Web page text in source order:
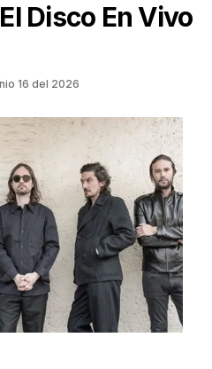
Disco En Vivo
16 del 2026